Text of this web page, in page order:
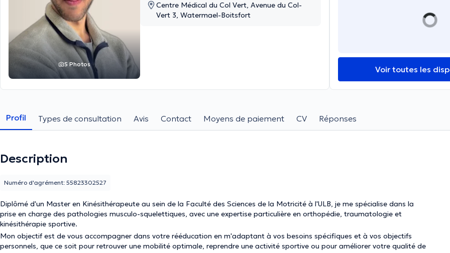
5 Photos
Centre Médical du Col Vert, Avenue du Col-
Vert 3, Watermael-Boitsfort
Voir toutes les
Profil Types de consultation Avis Contact Moyens de paiement CV Réponses
Description
Diplômé d'un Master en Kinésithérapeute au sein de la Faculté des Sciences de la Motricité à l'ULB, je me spécialise dans la
prise en charge des pathologies musculo-squelettiques, avec une expertise particulière en orthopédie, traumatologie et
kinésithérapie sportive.
Mon objectif est de vous accompagner dans votre rééducation en m'adaptant à vos besoins spécifiques et à vos objectifs
personnels, que ce soit pour retrouver une mobilité optimale, reprendre une activité sportive ou pour améliorer votre qualité de
Numéro d'agrément: 55823302527